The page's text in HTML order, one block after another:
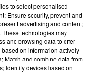
et propose
compagnie depuis sa
Global pour 6
to select personalised
Ensure security, prevent and
advertising and content;
technologies may
and browsing data to offer
on information actively
Match and combine data from
Identify devices based on